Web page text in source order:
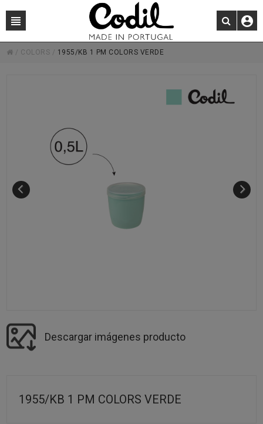
/ COLORS / 1955/KB 1 PM COLORS VERDE
Descargar imágenes producto
1955/KB 1 PM COLORS VERDE